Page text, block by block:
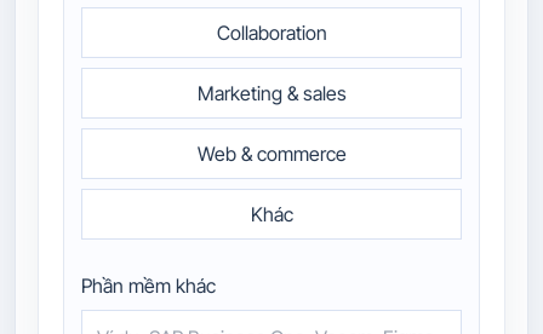
Collaboration
Marketing & sales
Web & commerce
Khác
Phần mềm khác